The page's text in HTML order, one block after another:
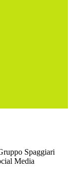
Spaggiari
Media